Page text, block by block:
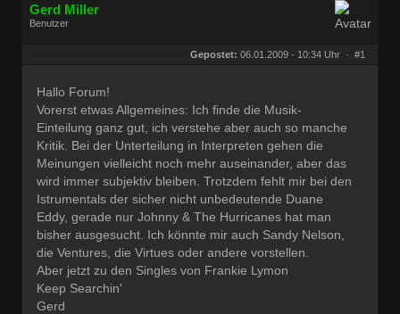
Gerd Miller
Benutzer
Gepostet: 06.01.2009 - 10:34 Uhr · #1
Hallo Forum!
Vorerst etwas Allgemeines: Ich finde die Musik-
Einteilung ganz gut, ich verstehe aber auch so manche
Kritik. Bei der Unterteilung in Interpreten gehen die
Meinungen vielleicht noch mehr auseinander, aber das
wird immer subjektiv bleiben. Trotzdem fehlt mir bei den
Istrumentals der sicher nicht unbedeutende Duane
Eddy, gerade nur Johnny & The Hurricanes hat man
bisher ausgesucht. Ich könnte mir auch Sandy Nelson,
die Ventures, die Virtues oder andere vorstellen.
Aber jetzt zu den Singles von Frankie Lymon
Keep Searchin'
Gerd